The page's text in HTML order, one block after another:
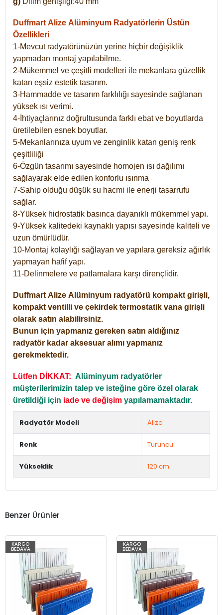
Duffmart Alize Alüminyum Radyatörlerin Üstün
Özellikleri
1-Mevcut radyatörünüzün yerine hiçbir değişiklik
yapmadan montaj yapılabilme.
2-Mükemmel ve çeşitli modelleri ile mekanlara güzellik
katan eşsiz estetik tasarım.
3-Hammadde ve tasarım farklılığı sayesinde sağlanan
yüksek ısı verimi.
4-İhtiyaçlarınız doğrultusunda farklı ebat ve boyutlarda
üretilebilen esnek boyutlar.
5-Mekanlarınıza uyum ve zenginlik katan geniş renk
çeşitliliği
6-Özgün tasarımı sayesinde homojen ısı dağılımı
sağlayarak elde edilen konforlu ısınma
7-Sahip olduğu düşük su hacmi ile enerji tasarrufu
sağlar.
8-Yüksek hidrostatik basınca dayanıklı mükemmel yapı.
9-Yüksek kalitedeki kaynaklı yapısı sayesinde kaliteli ve
uzun ömürlüdür.
10-Montaj kolaylığı sağlayan ve yapılara gereksiz ağırlık
yapmayan hafif yapı.
11-Delinmelere ve patlamalara karşı dirençlidir.
Duffmart Alize Alüminyum radyatörü kompakt girişli,
kompakt ventilli ve çekirdek termostatik vana girişli
olarak satın alabilirsiniz.
Bunun için yapmanız gereken satın aldığınız
radyatör kadar aksesuar alımı yapmanız
gerekmektedir.
Lütfen DİKKAT: Alüminyum radyatörler
müşterilerimizin talep ve isteğine göre özel olarak
üretildiği için iade ve değişim yapılamamaktadır.
Radyatör Modeli Alize
Renk Turuncu
Yükseklik 120 cm.
Benzer Ürünler
KARGO
BEDAVA
KARGO
BEDAVA